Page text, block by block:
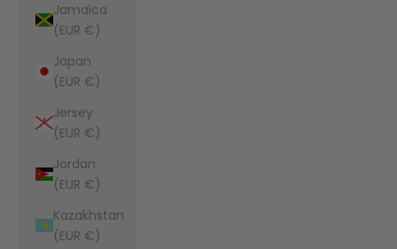
Jamaica
(EUR €)
Japan
(EUR €)
Jersey
(EUR €)
Jordan
(EUR €)
Kazakhstan
(EUR €)